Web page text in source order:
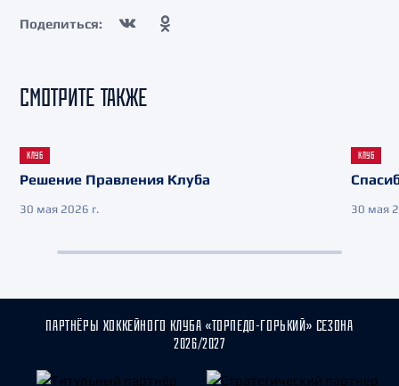
Поделиться:
СМОТРИТЕ ТАКЖЕ
КЛУБ
Решение Правления Клуба
30 мая 2026 г.
КЛУБ
30 мая
ПАРТНЁРЫ ХОККЕЙНОГО КЛУБА «ТОРПЕДО-ГОРЬКИЙ» СЕЗОНА
2026/2027